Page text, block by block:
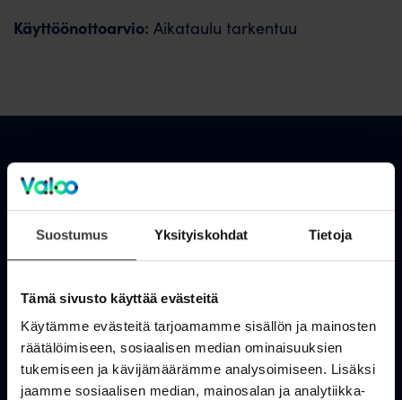
Suostumus Yksityiskohdat Tietoja
Tämä sivusto käyttää evästeitä
Käytämme evästeitä tarjoamamme sisällön ja mainosten
räätälöimiseen, sosiaalisen median ominaisuuksien
tukemiseen ja kävijämäärämme analysoimiseen. Lisäksi
jaamme sosiaalisen median, mainosalan ja analytiikka-
Käyttöönottoarvio: Aikataulu tarkentuu
Asiakastuki
OmaValoo
Tukisivusto
Huolto- ja häiriötiedotteet
Valoo kokemuksia